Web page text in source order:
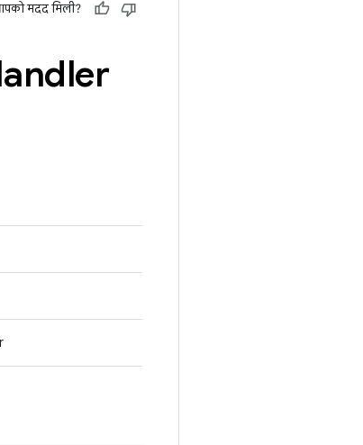
मदद मिली?